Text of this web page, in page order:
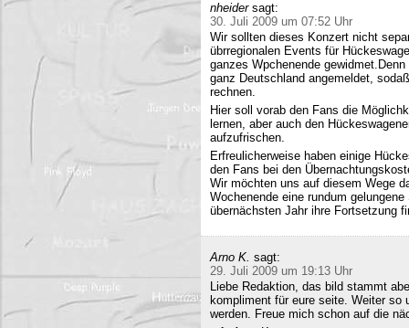
nheider sagt:
30. Juli 2009 um 07:52 Uhr
Wir sollten dieses Konzert nicht
übrregionalen Events für
ganzes Wpchenende
ganz Deutschland angemeldet,
rechnen.
Hier soll vorab den Fans die
lernen, aber auch den
aufzufrischen.
Erfreulicherweise haben einige
den Fans bei den
Wir möchten uns auf diesem Wege
Wochenende eine rundum
übernächsten Jahr ihre Fortsetzung
Arno K. sagt:
29. Juli 2009 um 19:13 Uhr
Liebe Redaktion, das bild stammt
kompliment für eure seite. Weiter so
werden. Freue mich schon auf die